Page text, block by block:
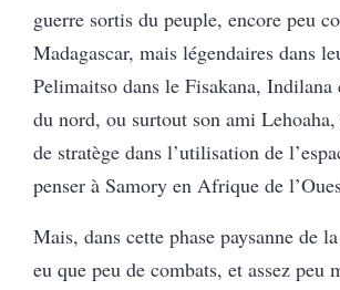
guerre sortis du peuple, encore peu
Madagascar, mais légendaires dans
Pelimaitso dans le Fisakana, Indilana
du nord, ou surtout son ami
de stratège dans l’utilisation de
penser à Samory en Afrique de
Mais, dans cette phase paysanne de
eu que peu de combats, et assez peu